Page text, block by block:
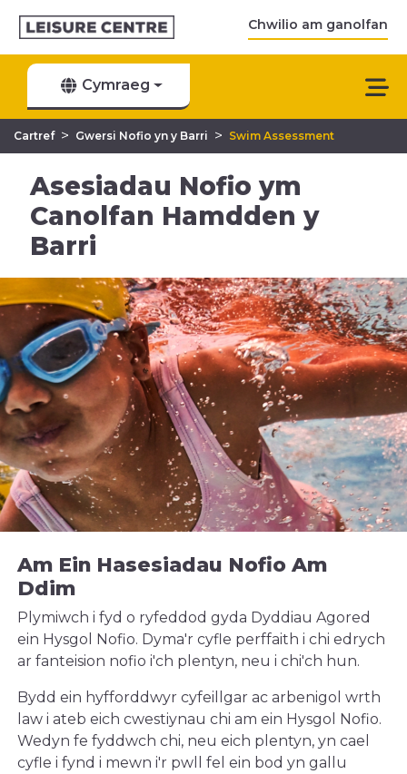
Chwilio am ganolfan
Cymraeg
Cartref > Gwersi Nofio yn y Barri > Swim Assessment
Asesiadau Nofio ym
Canolfan Hamdden y
Barri
Am Ein Hasesiadau Nofio Am
Ddim
Plymiwch i fyd o ryfeddod gyda Dyddiau Agored
ein Hysgol Nofio. Dyma'r cyfle perffaith i chi edrych
ar fanteision nofio i'ch plentyn, neu i chi'ch hun.
Bydd ein hyfforddwyr cyfeillgar ac arbenigol wrth
law i ateb eich cwestiynau chi am ein Hysgol Nofio.
Wedyn fe fyddwch chi, neu eich plentyn, yn cael
cyfle i fynd i mewn i'r pwll fel ein bod yn gallu